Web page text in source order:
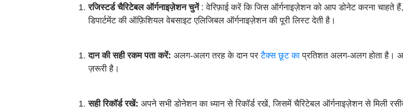
रजिस्टर्ड चैरिटेबल ऑर्गनाइज़ेशन चुनें : वेरिफ़ाई करें कि जिस ऑर्गनाइज़ेशन को आप डोनेट करना
डिपार्टमेंट की ऑफ़िशियल वेबसाइट एलिजिबल ऑर्गनाइज़ेशन की पूरी लिस्ट देती है।
दान की सही रकम पता करें:अलग-अलग तरह के दान परटैक्स छूट काप्रतिशत अलग-अलग होता है।
ज़रूरी है।
सही रिकॉर्ड रखें:अपने सभी डोनेशन का ध्यान से रिकॉर्ड रखें, जिसमें चैरिटेबल ऑर्गनाइज़ेशन से मिली